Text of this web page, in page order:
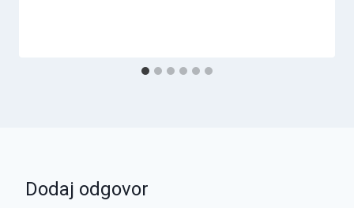
Dodaj odgovor